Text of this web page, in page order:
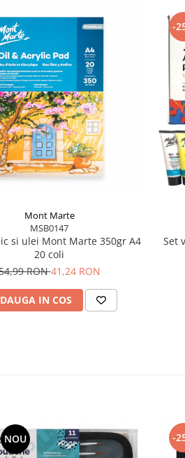
Mont Marte
MSB0147
si ulei Mont Marte 350gr A4
20 coli
RON41,24 RON
IN COS
-
Set
NOU -